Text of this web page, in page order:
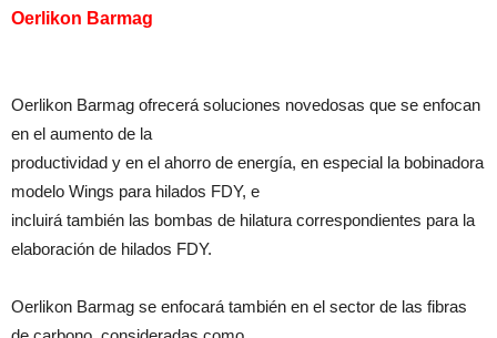
Oerlikon Barmag
Oerlikon Barmag ofrecerá soluciones novedosas que se enfocan
en el aumento de la
productividad y en el ahorro de energía, en especial la bobinadora
modelo Wings para hilados FDY, e
incluirá también las bombas de hilatura correspondientes para la
elaboración de hilados FDY.
Oerlikon Barmag se enfocará también en el sector de las fibras